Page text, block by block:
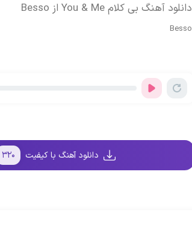
دانلود آهنگ بی کلام You & Me از Besso
Besso
دانلود آهنگ با کیفیت ۳۲۰